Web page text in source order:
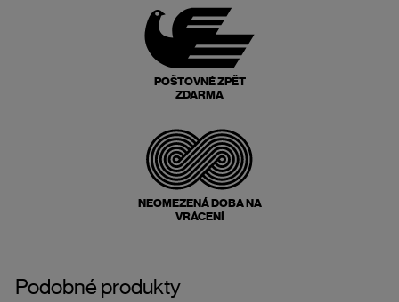
POŠTOVNÉ ZPĚT
ZDARMA
NEOMEZENÁ DOBA NA
VRÁCENÍ
Podobné produkty